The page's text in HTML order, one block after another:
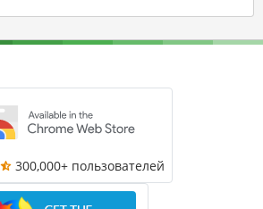
300,000+ пользователей